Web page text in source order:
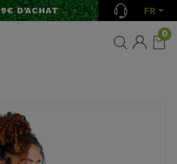
D'ACHAT FR
0